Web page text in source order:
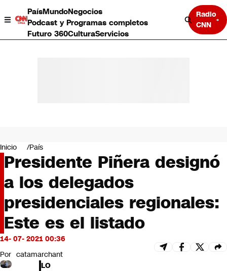
PaísMundoNegocios
Podcast y Programas completos
Futuro 360CulturaServicios
Radio
CNN
Negocios
Deportes
Programas completos
Cultura
Servicios
Bits
CNN tiempo
Futuro 360
Inicio País
Presidente Piñera designó
a los delegados
presidenciales regionales:
Este es el listado
14- 07- 2021 00:36
Por catamarchant
LO